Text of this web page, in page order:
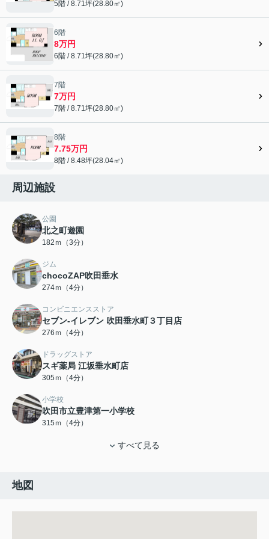
5階 / 8.71坪(28.80㎡)
6階
8万円
6階 / 8.71坪(28.80㎡)
7階
7万円
7階 / 8.71坪(28.80㎡)
8階
7.75万円
8階 / 8.48坪(28.04㎡)
周辺施設
公園
北之町遊園
182ｍ（3分）
ジム
chocoZAP吹田垂水
274ｍ（4分）
コンビニエンスストア
セブン-イレブン 吹田垂水町３丁目店
276ｍ（4分）
ドラッグストア
スギ薬局 江坂垂水町店
305ｍ（4分）
小学校
吹田市立豊津第一小学校
315ｍ（4分）
すべて見る
地図